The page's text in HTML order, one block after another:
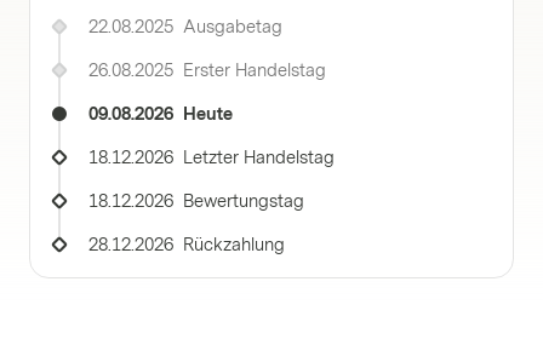
22.08.2025 Ausgabetag
26.08.2025 Erster Handelstag
09.08.2026 Heute
18.12.2026 Letzter Handelstag
18.12.2026 Bewertungstag
28.12.2026 Rückzahlung